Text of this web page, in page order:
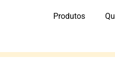
Produtos